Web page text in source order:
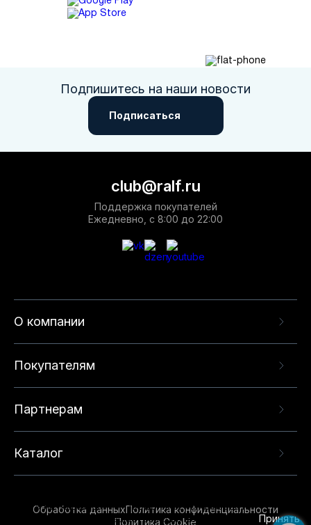
Подпишитесь на наши новости
Подписаться
О компании
Покупателям
Партнерам
Каталог
club@ralf.ru
Поддержка покупателей
Ежедневно, с 8:00 до 22:00
Обработка данныхПолитика конфиденциальности
Политика Cookie
опыта на нашем сайте. Продолжая использовать
данный сайт, вы соглашаетесь с использованием
Принять